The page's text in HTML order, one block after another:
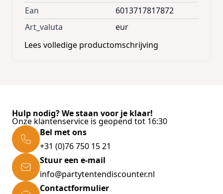
Ean
6013717817872
Art_valuta
eur
Lees volledige productomschrijving
Hulp nodig? We staan voor je klaar!
Onze klantenservice is geopend tot 16:30
Bel met ons
+31 (0)76 750 15 21
Stuur een e-mail
info@partytentendiscounter.nl
Contactformulier